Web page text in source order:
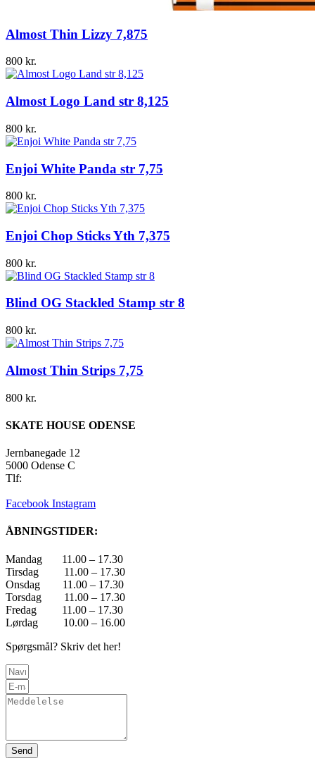
Almost Thin Lizzy 7,875
800 kr.
Almost Logo Land str 8,125
800 kr.
Enjoi White Panda str 7,75
800 kr.
Enjoi Chop Sticks Yth 7,375
800 kr.
Blind OG Stackled Stamp str 8
800 kr.
Almost Thin Strips 7,75
800 kr.
SKATE HOUSE ODENSE
Jernbanegade 12
5000 Odense C
Tlf:
Facebook Instagram
ÅBNINGSTIDER:
Mandag 11.00 – 17.30
Tirsdag 11.00 – 17.30
Onsdag 11.00 – 17.30
Torsdag 11.00 – 17.30
Fredag 11.00 – 17.30
Lørdag 10.00 – 16.00
Spørgsmål? Skriv det her!
Send